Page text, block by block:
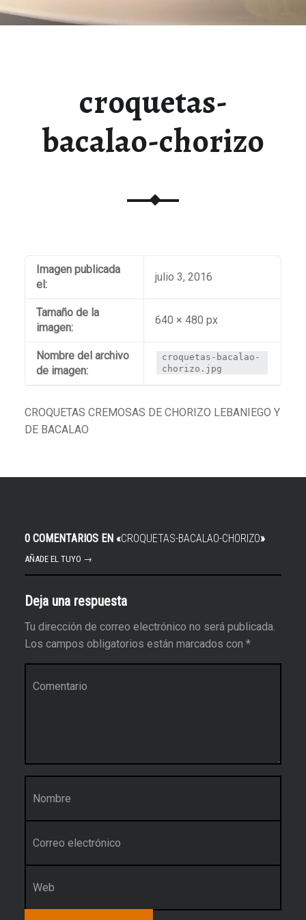
croquetas-
bacalao-chorizo
Imagen publicada
el:
julio 3, 2016
Tamaño de la
imagen:
640 × 480 px
Nombre del archivo
de imagen:
croquetas-bacalao-
chorizo.jpg
CROQUETAS CREMOSAS DE CHORIZO LEBANIEGO Y
DE BACALAO
0 COMENTARIOS EN «CROQUETAS-BACALAO-CHORIZO»
AÑADE EL TUYO →
Deja una respuesta
Tu dirección de correo electrónico no será publicada.
Los campos obligatorios están marcados con *
Nombre
*
Web